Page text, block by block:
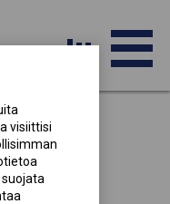
visiittisi